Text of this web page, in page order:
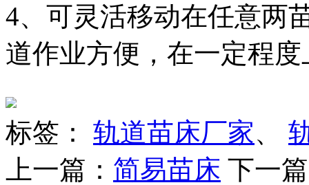
4、可灵活移动在任意两
道作业方便，在一定程
标签： 轨道苗床厂家、
上一篇： 简易苗床 下一